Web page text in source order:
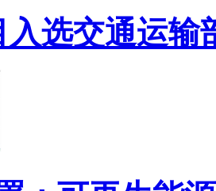
入选交通运输